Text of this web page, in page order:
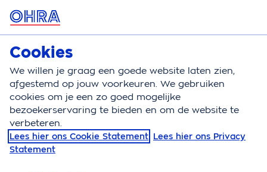
MENU
Zzp verzekeringen
Cookies
We willen je graag een goede website laten zien,
afgestemd op jouw voorkeuren. We gebruiken
cookies om je een zo goed mogelijke
bezoekerservaring te bieden en om de website te
verbeteren.
Lees hier ons Cookie Statement Lees hier ons Privacy
Statement